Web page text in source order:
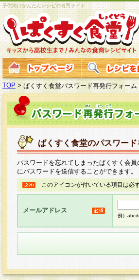
子供向けかんたんレシピの食育サイト
TOP > ぱくすく食堂パスワード再発行フォーム
ぱくすく食堂のパスワー
パスワードを忘れてしまったぱくすく会
にパスワードを送信することができます。
このアイコンが付いている項目は必
メールアドレス
例）